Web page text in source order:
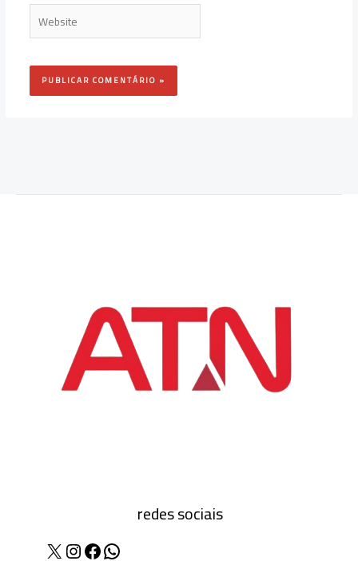
Website
redes sociais
X Instagram
Facebook
WhatsApp